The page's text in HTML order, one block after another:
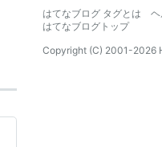
はてなブログ タグとは
はてなブログトップ
Copyright (C) 2001-2026